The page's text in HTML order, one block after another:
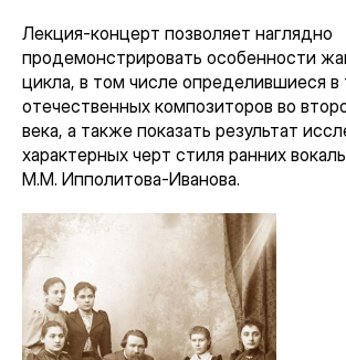
Лекция-концерт позволяет наглядно
продемонстрировать особенности
цикла, в том числе определившиеся в
отечественных композиторов во
века, а также показать результат
характерных черт стиля ранних
М.М. Ипполитова-Иванова.